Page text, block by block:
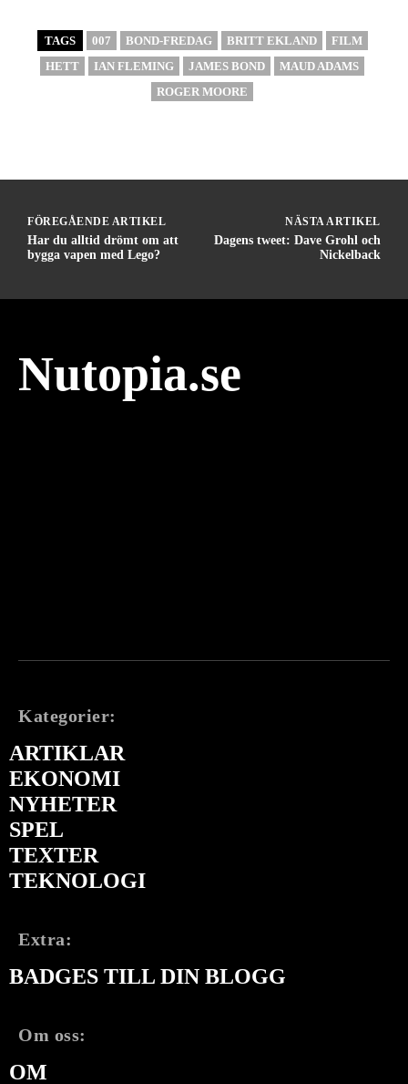
TAGS 007 BOND-FREDAG BRITT EKLAND
FILM
HETT
IAN FLEMING JAMES BOND
MAUD ADAMS
ROGER MOORE
FÖREGÅENDE ARTIKEL
Har du alltid drömt om att
bygga vapen med Lego?
NÄSTA ARTIKEL
Dagens tweet: Dave Grohl och
Nickelback
Nutopia.se
Kategorier:
ARTIKLAR
EKONOMI
NYHETER
SPEL
TEXTER
TEKNOLOGI
Extra:
BADGES TILL DIN BLOGG
Om oss:
OM